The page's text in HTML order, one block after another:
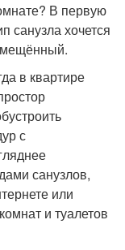
В первую
санузла хочется
в квартире
с
санузлов,
или
и туалетов